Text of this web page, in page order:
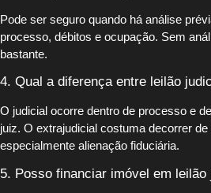
Pode ser seguro quando há análise
processo, débitos e ocupação. Sem
bastante.
4. Qual a diferença entre leilão
O judicial ocorre dentro de processo e
juiz. O extrajudicial costuma decorrer de
especialmente alienação fiduciária.
5. Posso financiar imóvel em leilão